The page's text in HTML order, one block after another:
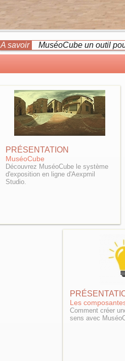
A savoir
MuséoCube un outil
Muséocube un outil
MuséoCube un outil
MuséoCube un outil
MuséoCube un outil
MuséoCube c'est 360°
MuséoCube créez des
PRÉSENTATION
MuséoCube
Découvrez MuséoCube le système
d'exposition en ligne d'Aexpmil
Studio.
Les
Comment créer
sens avec